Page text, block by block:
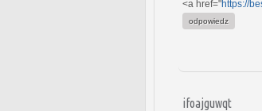
<a href="https://
odpowiedz
ifoajguwqt